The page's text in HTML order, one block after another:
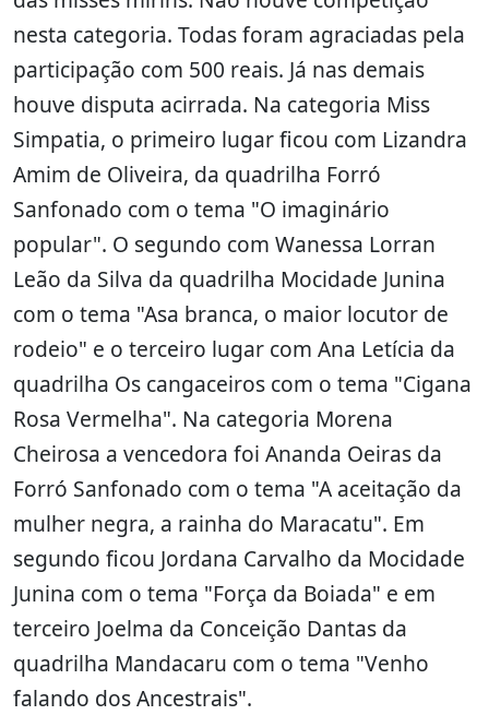
nesta categoria. Todas foram agraciadas pela
participação com 500 reais. Já nas demais
houve disputa acirrada. Na categoria Miss
Simpatia, o primeiro lugar ficou com Lizandra
Amim de Oliveira, da quadrilha Forró
Sanfonado com o tema "O imaginário
popular". O segundo com Wanessa Lorran
Leão da Silva da quadrilha Mocidade Junina
com o tema "Asa branca, o maior locutor de
rodeio" e o terceiro lugar com Ana Letícia da
quadrilha Os cangaceiros com o tema "Cigana
Rosa Vermelha". Na categoria Morena
Cheirosa a vencedora foi Ananda Oeiras da
Forró Sanfonado com o tema "A aceitação da
mulher negra, a rainha do Maracatu". Em
segundo ficou Jordana Carvalho da Mocidade
Junina com o tema "Força da Boiada" e em
terceiro Joelma da Conceição Dantas da
quadrilha Mandacaru com o tema "Venho
falando dos Ancestrais".